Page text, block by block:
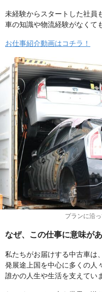
未経験からスタートした社員
車の知識や物流経験がなくて
お仕事紹介動画はコチラ！
プランに沿
なぜ、この仕事に意味が
私たちがお届けする中古車は、
発展途上国を中心に多くの人
誰かの人生や生活を支えてい